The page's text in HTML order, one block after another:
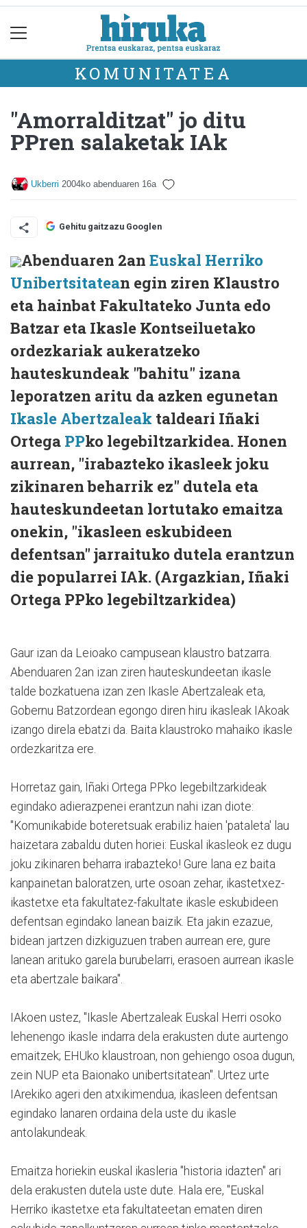
KOMUNITATEA
"Amorralditzat" jo ditu
PPren salaketak IAk
Ukberri 2004ko abenduaren 16a
Gehitu gaitzazu Googlen
Abenduaren 2an Euskal Herriko
Unibertsitatean egin ziren Klaustro
eta hainbat Fakultateko Junta edo
Batzar eta Ikasle Kontseiluetako
ordezkariak aukeratzeko
hauteskundeak "bahitu" izana
leporatzen aritu da azken egunetan
Ikasle Abertzaleak taldeari Iñaki
Ortega PPko legebiltzarkidea. Honen
aurrean, "irabazteko ikasleek joku
zikinaren beharrik ez" dutela eta
hauteskundeetan lortutako emaitza
onekin, "ikasleen eskubideen
defentsan" jarraituko dutela erantzun
die popularrei IAk. (Argazkian, Iñaki
Ortega PPko legebiltzarkidea)
Gaur izan da Leioako campusean klaustro batzarra.
Abenduaren 2an izan ziren hauteskundeetan ikasle
talde bozkatuena izan zen Ikasle Abertzaleak eta,
Gobernu Batzordean egongo diren hiru ikasleak IAkoak
izango direla ebatzi da. Baita klaustroko mahaiko ikasle
ordezkaritza ere.
Horretaz gain, Iñaki Ortega PPko legebiltzarkideak
egindako adierazpenei erantzun nahi izan diote:
"Komunikabide boteretsuak erabiliz haien 'pataleta' lau
haizetara zabaldu duten horiei: Euskal ikasleok ez dugu
joku zikinaren beharra irabazteko! Gure lana ez baita
kanpainetan baloratzen, urte osoan zehar, ikastetxez-
ikastetxe eta fakultatez-fakultate ikasle eskubideen
defentsan egindako lanean baizik. Eta jakin ezazue,
bidean jartzen dizkiguzuen traben aurrean ere, gure
lanean arituko garela burubelarri, erasoen aurrean ikasle
eta abertzale baikara".
IAkoen ustez, "Ikasle Abertzaleak Euskal Herri osoko
lehenengo ikasle indarra dela erakusten dute aurtengo
emaitzek; EHUko klaustroan, non gehiengo osoa dugun,
zein NUP eta Baionako unibertsitatean". Urtez urte
IArekiko ageri den atxikimendua, ikasleen defentsan
egindako lanaren ordaina dela uste du ikasle
antolakundeak.
Emaitza horiekin euskal ikasleria "historia idazten" ari
dela erakusten dutela uste dute. Hala ere, "Euskal
Herriko ikastetxe eta fakultateetan ematen diren